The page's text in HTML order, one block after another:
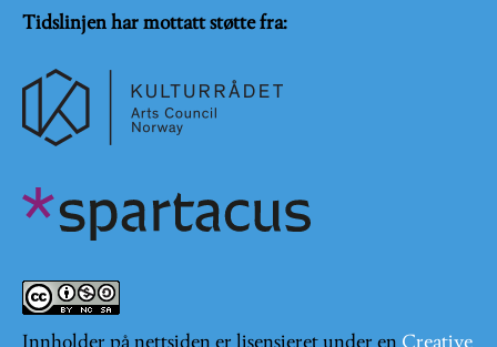
Tidslinjen har mottatt støtte fra: